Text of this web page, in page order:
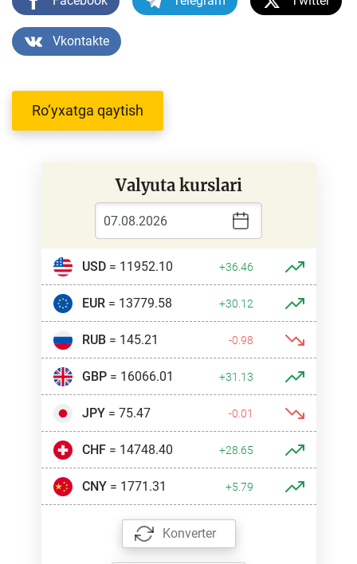
Vkontakte
Ro‘yxatga qaytish
Valyuta kurslari
USD= 11952.10 +36.46
EUR= 13779.58 +30.12
RUB= 145.21 -0.98
GBP= 16066.01 +31.13
JPY= 75.47 -0.01
CHF= 14748.40 +28.65
CNY= 1771.31 +5.79
Konverter